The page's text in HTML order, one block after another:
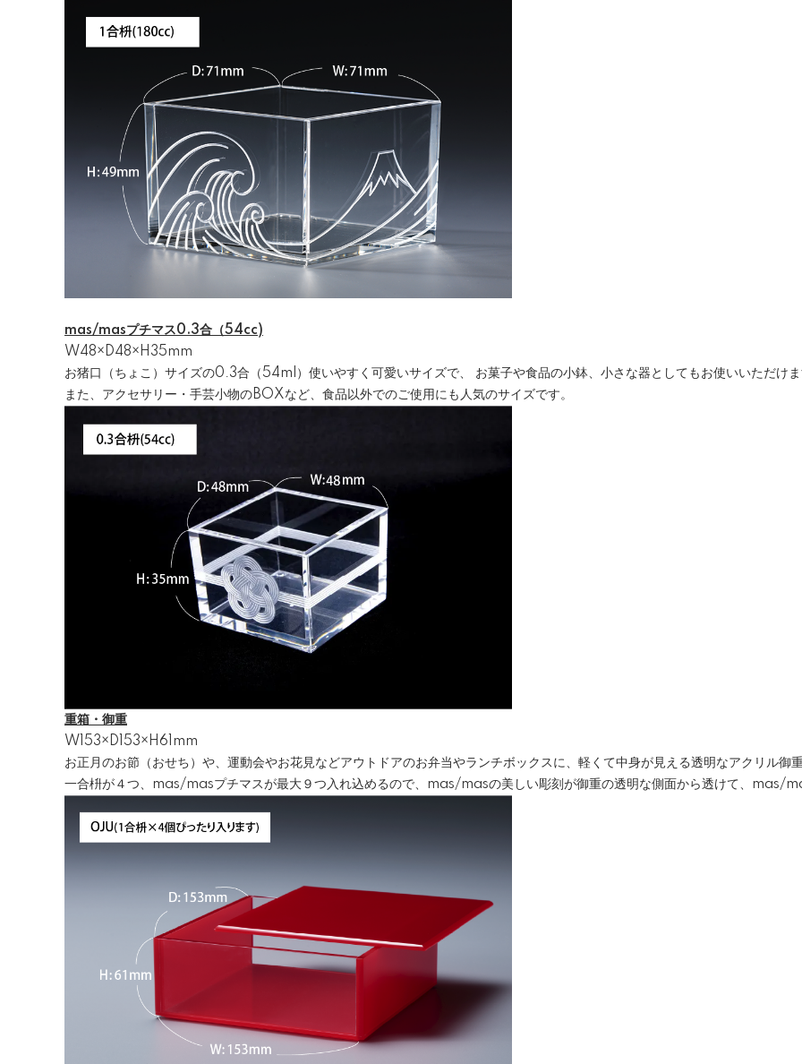
mas/masプチマス0.3合（54cc)
W48×D48×H35mm
お猪口（ちょこ）サイズの0.3合（54ml）使いやすく可愛いサイズで、 お菓子や食品の小鉢、小さな器としてもお使いいただけ
また、アクセサリー・手芸小物のBOXなど、食品以外でのご使用にも人気のサイズです。
重箱・御重
W153×D153×H61mm
お正月のお節（おせち）や、運動会やお花見などアウトドアのお弁当やランチボックスに、軽くて中身が見える透明なアクリル御
一合枡が４つ、mas/masプチマスが最大９つ入れ込めるので、mas/masの美しい彫刻が御重の透明な側面から透けて、mas/